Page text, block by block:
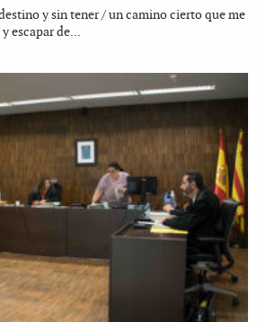
y sin tener / un camino cierto que me
escapar de...